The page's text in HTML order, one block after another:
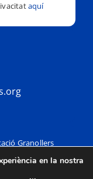
aquí
Granollers
en la nostra